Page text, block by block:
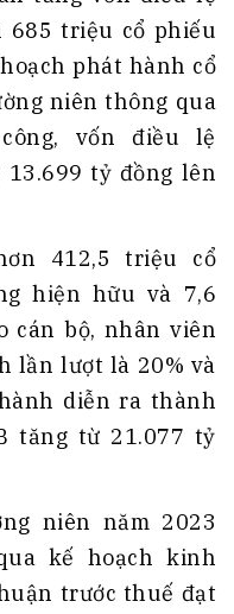
685 triệu cổ phiếu
phát hành cổ
niên thông qua
vốn điều lệ
13.699 tỷ đồng lên
412,5 triệu cổ
hiện hữu và 7,6
cán bộ, nhân viên
lần lượt là 20% và
diễn ra thành
tăng từ 21.077 tỷ
niên năm 2023
kế hoạch kinh
trước thuế đạt